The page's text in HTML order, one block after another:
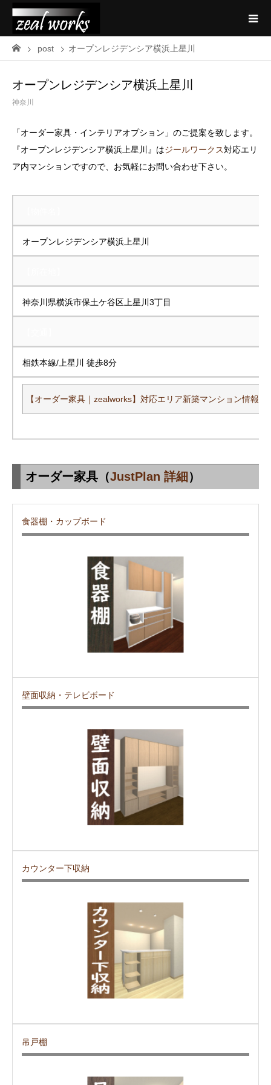
post オープンレジデンシア横浜上星川
オープンレジデンシア横浜上星川
神奈川
「オーダー家具・インテリアオプション」のご提案を致します。
『オープンレジデンシア横浜上星川』はジールワークス対応エリ
ア内マンションですので、お気軽にお問い合わせ下さい。
オープンレジデンシア横浜上星川
神奈川県横浜市保土ケ谷区上星川3丁目
相鉄本線/上星川 徒歩8分
【オーダー家具｜zealworks】対応エリア新築マンション情報一
オーダー家具（JustPlan 詳細 ）
食器棚・カップボード
壁面収納・テレビボード
カウンター下収納
吊戸棚